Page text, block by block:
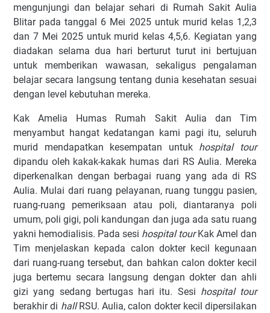
mengunjungi dan belajar sehari di Rumah Sakit Aulia
Blitar pada tanggal 6 Mei 2025 untuk murid kelas 1,2,3
dan 7 Mei 2025 untuk murid kelas 4,5,6. Kegiatan yang
diadakan selama dua hari berturut turut ini bertujuan
untuk memberikan wawasan, sekaligus pengalaman
belajar secara langsung tentang dunia kesehatan sesuai
dengan level kebutuhan mereka.
Kak Amelia Humas Rumah Sakit Aulia dan Tim
menyambut hangat kedatangan kami pagi itu, seluruh
murid mendapatkan kesempatan untuk hospital tour
dipandu oleh kakak-kakak humas dari RS Aulia. Mereka
diperkenalkan dengan berbagai ruang yang ada di RS
Aulia. Mulai dari ruang pelayanan, ruang tunggu pasien,
ruang-ruang pemeriksaan atau poli, diantaranya poli
umum, poli gigi, poli kandungan dan juga ada satu ruang
yakni hemodialisis. Pada sesi hospital tourKak Amel dan
Tim menjelaskan kepada calon dokter kecil kegunaan
dari ruang-ruang tersebut, dan bahkan calon dokter kecil
juga bertemu secara langsung dengan dokter dan ahli
gizi yang sedang bertugas hari itu. Sesi hospital tour
berakhir di hallRSU. Aulia, calon dokter kecil dipersilakan